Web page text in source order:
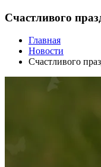
Счастливого
Главная
Новости
Счастливого